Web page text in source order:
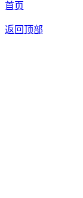
首页
返回顶部